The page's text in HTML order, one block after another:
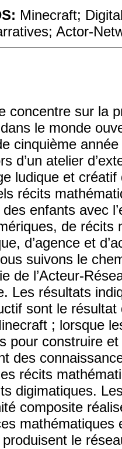
Minecraft;
Actor-
concentre sur la
le monde
cinquième
d’un atelier
ludique et
récits
des enfants avec
de récits
d’agence et
suivons le
de l’Acteur-
Les résultats
sont le
; lorsque
pour construire
des
récits
digimatiques.
composite
mathématiques
le